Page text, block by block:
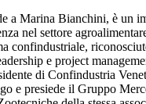
a Marina Bianchini, è un
nel settore
confindustriale,
e project
di Confindustria
e presiede il Gruppo